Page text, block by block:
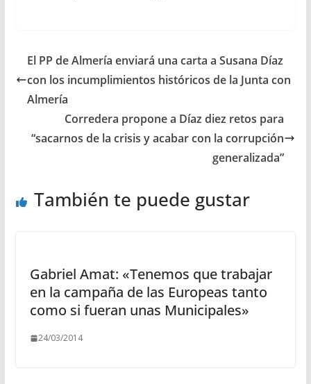
El PP de Almería enviará una carta a Susana Díaz
con los incumplimientos históricos de la Junta con
Almería
Corredera propone a Díaz diez retos para
“sacarnos de la crisis y acabar con la corrupción
generalizada”
También te puede gustar
Gabriel Amat: «Tenemos que trabajar
en la campaña de las Europeas tanto
como si fueran unas Municipales»
24/03/2014